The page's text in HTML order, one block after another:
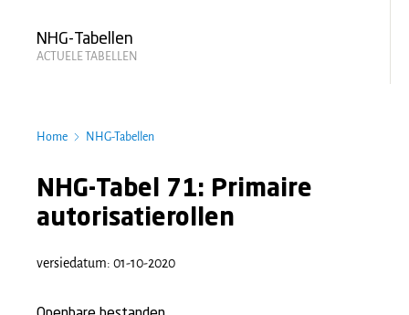
NHG-Tabellen
ACTUELE TABELLEN
Home NHG-Tabellen
NHG-Tabel 71: Primaire
autorisatierollen
versiedatum: 01-10-2020